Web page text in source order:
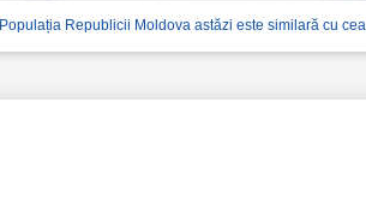
Populația Republicii Moldova astăzi este similară cu